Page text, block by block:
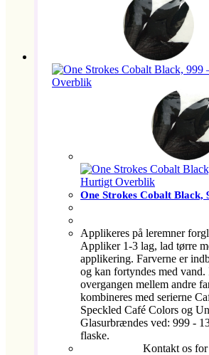
Overblik
Hurtigt Overblik
One Strokes Cobalt Black,
Applikeres på leremner
Appliker 1-3 lag, lad tørre
applikering. Farverne er
og kan fortyndes med
overgangen mellem andre
kombineres med serierne
Speckled Café Colors og
Glasurbrændes ved: 999 -
flaske.
Kontakt os